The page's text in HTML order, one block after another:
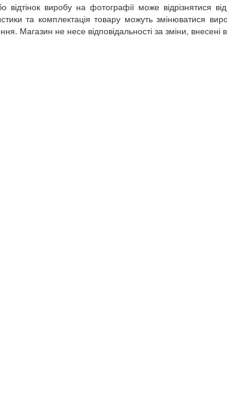
відтінок виробу на фотографії може відрізнятися
та комплектація товару можуть змінюватися
Магазин не несе відповідальності за зміни, внесені